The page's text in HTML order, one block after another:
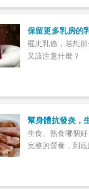
保留更多乳房的
罹患乳癌，若想
又該注意什麼？
幫身體抗發炎，
生食、熟食哪個
完整的營養，到底